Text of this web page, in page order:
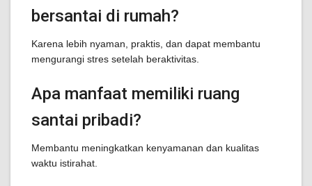
bersantai di rumah?
Karena lebih nyaman, praktis, dan dapat membantu
mengurangi stres setelah beraktivitas.
Apa manfaat memiliki ruang
santai pribadi?
Membantu meningkatkan kenyamanan dan kualitas
waktu istirahat.